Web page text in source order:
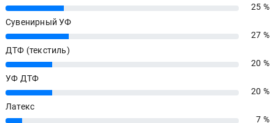
25%
25 %
Сувенирный УФ
27%
27 %
ДТФ (текстиль)
20%
20 %
УФ ДТФ
20%
20 %
Латекс
7%
7 %